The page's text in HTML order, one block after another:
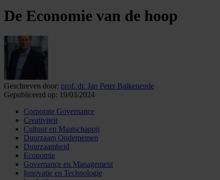
De Economie van de hoop
Geschreven door: prof. dr. Jan Peter Balkenende
Gepubliceerd op: 19/03/2024
Corporate Governance
Creativiteit
Cultuur en Maatschappij
Duurzaam Ondernemen
Duurzaamheid
Economie
Governance en Management
Innovatie en Technologie